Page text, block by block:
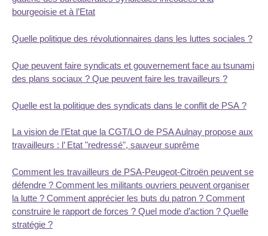
bourgeoisie et à l’Etat
Quelle politique des révolutionnaires dans les luttes sociales ?
Que peuvent faire syndicats et gouvernement face au tsunami
des plans sociaux ? Que peuvent faire les travailleurs ?
Quelle est la politique des syndicats dans le conflit de PSA ?
La vision de l’Etat que la CGT/LO de PSA Aulnay propose aux
travailleurs : l’ Etat "redressé", sauveur suprême
Comment les travailleurs de PSA-Peugeot-Citroën peuvent se
défendre ? Comment les militants ouvriers peuvent organiser
la lutte ? Comment apprécier les buts du patron ? Comment
construire le rapport de forces ? Quel mode d’action ? Quelle
stratégie ?